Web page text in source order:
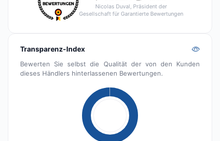
Nicolas Duval, Präsident der
Gesellschaft für Garantierte Bewertungen
Transparenz-Index
Bewerten Sie selbst die Qualität der von den Kunden
dieses Händlers hinterlassenen Bewertungen.